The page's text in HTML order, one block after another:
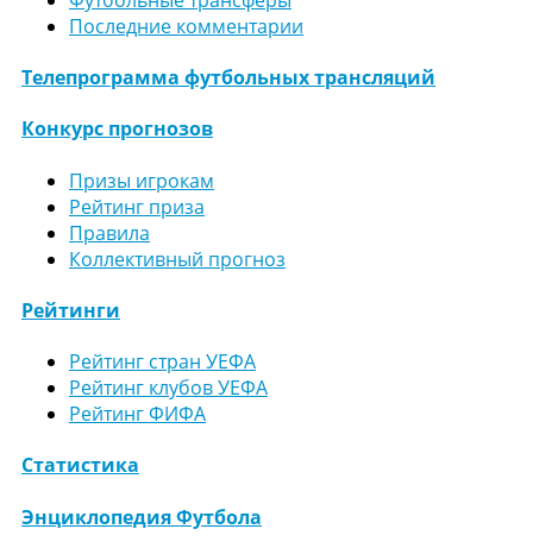
Последние комментарии
Телепрограмма футбольных трансляций
Конкурс прогнозов
Призы игрокам
Рейтинг приза
Правила
Коллективный прогноз
Рейтинги
Рейтинг стран УЕФА
Рейтинг клубов УЕФА
Рейтинг ФИФА
Статистика
Энциклопедия Футбола